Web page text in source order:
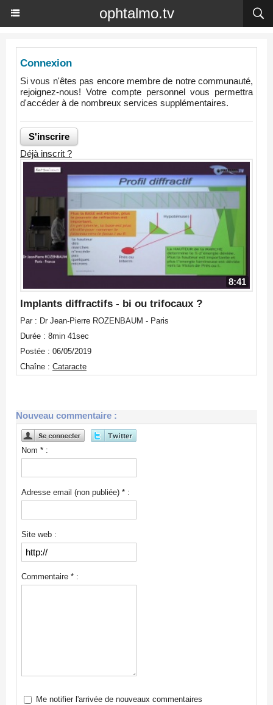
ophtalmo.tv
Connexion
Si vous n'êtes pas encore membre de notre communauté,
rejoignez-nous! Votre compte personnel vous permettra
d'accéder à de nombreux services supplémentaires.
Déjà inscrit ?
8:41
Implants diffractifs - bi ou trifocaux ?
Par : Dr Jean-Pierre ROZENBAUM - Paris
Durée : 8min 41sec
Postée : 06/05/2019
Chaîne : Cataracte
Nouveau commentaire :
Nom * :
Adresse email (non publiée) * :
Site web :
Commentaire * :
Me notifier l'arrivée de nouveaux commentaires